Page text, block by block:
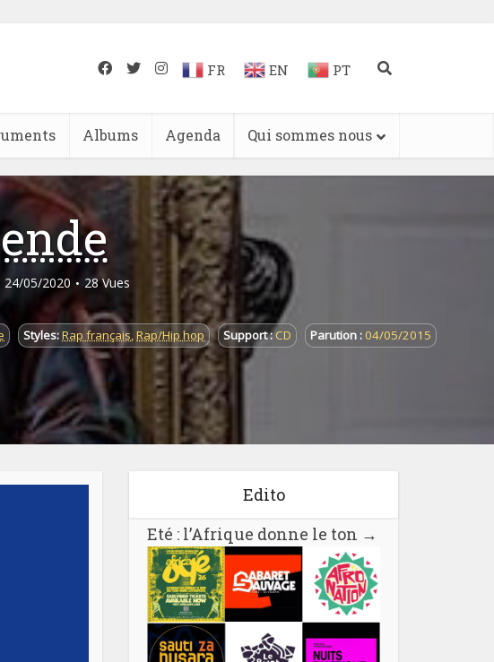
FR EN PT
Albums Agenda Qui sommes nous
24/05/2020 28 Vues
Styles:Rap français,Rap/Hip hop Support :CD Parution : 04/05/2015
Edito
Eté : l’Afrique donne le ton →